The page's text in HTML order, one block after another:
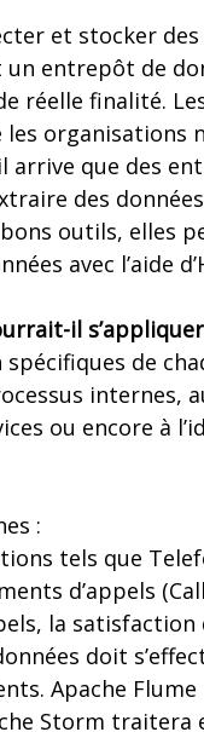
et stocker
entrepôt de
réelle finalité.
organisations
arrive que des
des
bons outils, elles
avec l’aide
il
de
internes,
ou encore à
:
tels que
d’appels
la
doit
Apache
Storm